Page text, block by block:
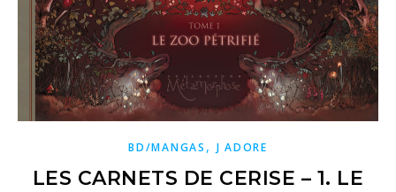
BD/MANGAS , J ADORE
LES CARNETS DE CERISE – 1. LE